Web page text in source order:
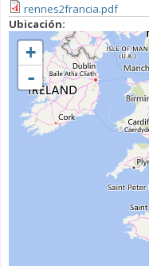
rennes2francia.pdf
Ubicación:
+
-